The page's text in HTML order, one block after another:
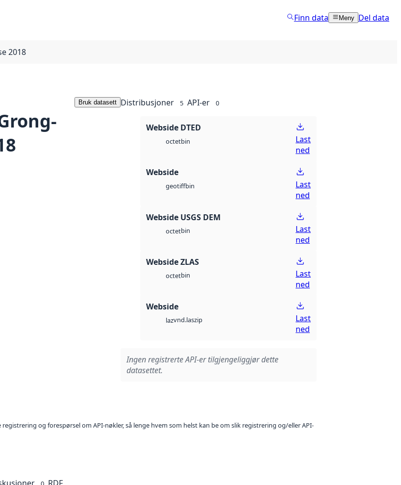
Finn data Meny Del data
2018
Bruk datasett Distribusjoner 5 API-er 0
Webside DTED
octetbin
Last
ned
Webside
geotiffbin
Last
ned
Webside USGS DEM
octetbin
Last
ned
Webside ZLAS
octetbin
Last
ned
Webside
lazvnd.laszip
Last
ned
Ingen registrerte API-er tilgjengeliggjør dette
datasettet.
og forespørsel om API-nøkler, så lenge hvem som helst kan be om slik registrering og/eller API-